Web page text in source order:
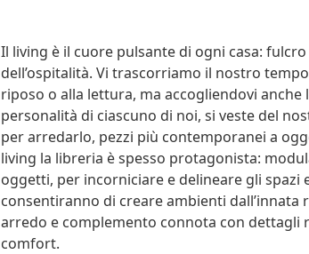
Il living è il cuore pulsante di ogni casa:
dell’ospitalità. Vi trascorriamo il nostro
riposo o alla lettura, ma accogliendovi
personalità di ciascuno di noi, si veste del
per arredarlo, pezzi più contemporanei a
living la libreria è spesso protagonista:
oggetti, per incorniciare e delineare gli spazi
consentiranno di creare ambienti
arredo e complemento connota con dettagli
comfort.